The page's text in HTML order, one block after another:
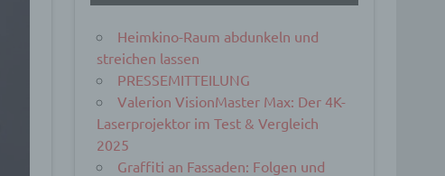
Heimkino-Raum abdunkeln und
streichen lassen
PRESSEMITTEILUNG
Valerion VisionMaster Max: Der 4K-
Laserprojektor im Test & Vergleich
2025
Graffiti an Fassaden: Folgen und